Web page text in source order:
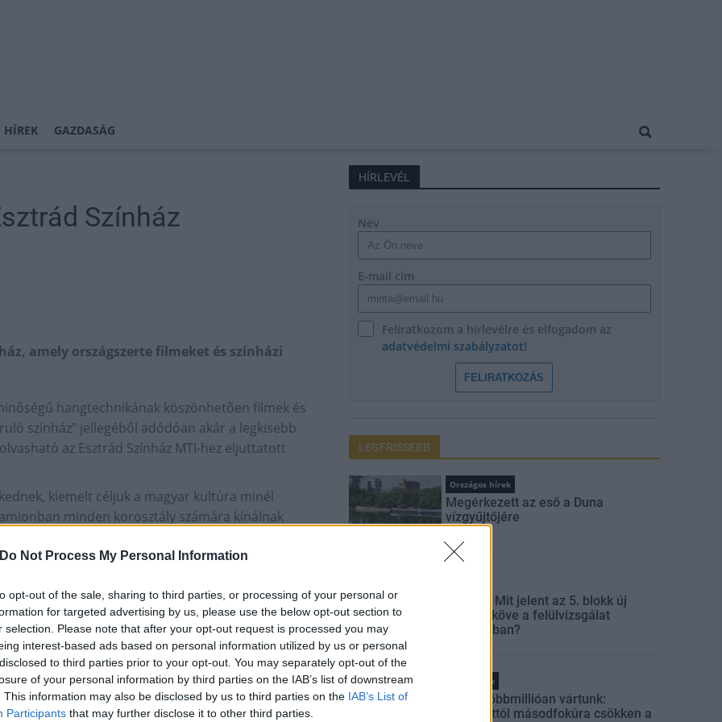
Do Not Process My Personal Information
opt-out of the sale, sharing to third parties, or processing of your personal or
for targeted advertising by us, please use the below opt-out section to
selection. Please note that after your opt-out request is processed you may
interest-based ads based on personal information utilized by us or personal
to third parties prior to your opt-out. You may separately opt-out of the
of your personal information by third parties on the IAB’s list of downstream
This information may also be disclosed by us to third parties on the IAB’s List of
Participants that may further disclose it to other third parties.
HÍREK GAZDASÁG
Színház
amely országszerte filmeket és színházi
hangtechnikának köszönhetően filmek és
színház" jellegéből adódóan akár a legkisebb
az Esztrád Színház MTI-hez eljuttatott
kiemelt céljuk a magyar kultúra minél
minden korosztály számára kínálnak
gyerekelőadások lesznek láthatók.
percet vesz igénybe - tárgyalóteremként és
vagy ötletek bemutatására is alkalmas. A
pult, amely által a tér percek alatt átrendezhető,
Retró est címmel zenés időutazáson vehet részt a
Komárom, ahol Sorsunk szerelmei címmel
remekeiből, majd a következő napokban
HÍRLEVÉL
Név
E-mail cím
Feliratkozom a hírlevélre és elfogadom az
adatvédelmi szabályzatot!
FELIRATKOZÁS
LEGFRISSEBB
Országos hírek
Megérkezett az eső a Duna
vízgyűjtőjére
Paks II.: Mit jelent az 5. blokk új
mérföldköve a felülvizsgálat
árnyékában?
Helyi hírek
Amire többmillióan vártunk:
szombattól másodfokúra csökken a